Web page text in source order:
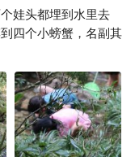
水沟了，也许螃蟹沟
，刚好有一个村民开
是想要出钱让他搭我
再走。这一顿饭很好
点也不臊，非常好
娃头都埋到水里去
四个小螃蟹，名副其